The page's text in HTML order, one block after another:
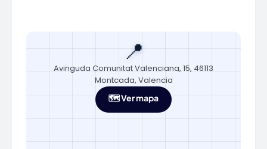
📍
Avinguda Comunitat Valenciana, 15, 46113
Montcada, Valencia
🗺️ Ver mapa